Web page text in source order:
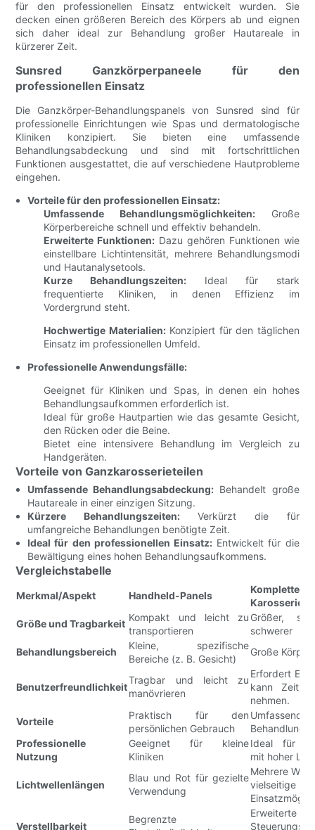
für den professionellen Einsatz entwickelt wurden. Sie
decken einen größeren Bereich des Körpers ab und eignen
sich daher ideal zur Behandlung großer Hautareale in
kürzerer Zeit.
Sunsred Ganzkörperpaneele für den
professionellen Einsatz
Die Ganzkörper-Behandlungspanels von Sunsred sind für
professionelle Einrichtungen wie Spas und dermatologische
Kliniken konzipiert. Sie bieten eine umfassende
Behandlungsabdeckung und sind mit fortschrittlichen
Funktionen ausgestattet, die auf verschiedene Hautprobleme
eingehen.
Vorteile für den professionellen Einsatz:
Umfassende Behandlungsmöglichkeiten: Große
Körperbereiche schnell und effektiv behandeln.
Erweiterte Funktionen: Dazu gehören Funktionen wie
einstellbare Lichtintensität, mehrere Behandlungsmodi
und Hautanalysetools.
Kurze Behandlungszeiten: Ideal für stark
frequentierte Kliniken, in denen Effizienz im
Vordergrund steht.
Hochwertige Materialien:Konzipiert für den täglichen
Einsatz im professionellen Umfeld.
Professionelle Anwendungsfälle:
Geeignet für Kliniken und Spas, in denen ein hohes
Behandlungsaufkommen erforderlich ist.
Ideal für große Hautpartien wie das gesamte Gesicht,
den Rücken oder die Beine.
Bietet eine intensivere Behandlung im Vergleich zu
Handgeräten.
Vorteile von Ganzkarosserieteilen
Umfassende Behandlungsabdeckung: Behandelt große
Hautareale in einer einzigen Sitzung.
Kürzere Behandlungszeiten:Verkürzt die für
umfangreiche Behandlungen benötigte Zeit.
Ideal für den professionellen Einsatz: Entwickelt für die
Bewältigung eines hohen Behandlungsaufkommens.
Vergleichstabelle
Merkmal/Aspekt Handheld-Panels
Komplette
Größe und Tragbarkeit
Kompakt und leicht zu
transportieren
Größer,
schwerer
Behandlungsbereich
Kleine, spezifische
Bereiche (z. B. Gesicht)
Große
Benutzerfreundlichkeit
Tragbar und leicht zu
manövrieren
Erfordert
kann Zeit
nehmen.
Vorteile
Praktisch für den
persönlichen Gebrauch
Behandlung
Professionelle
Nutzung
Geeignet für kleine
Kliniken
Ideal für
mit hoher
Lichtwellenlängen
Blau und Rot für gezielte
Verwendung
Mehrere
vielseitige
Verstellbarkeit
Begrenzte
Erweiterte